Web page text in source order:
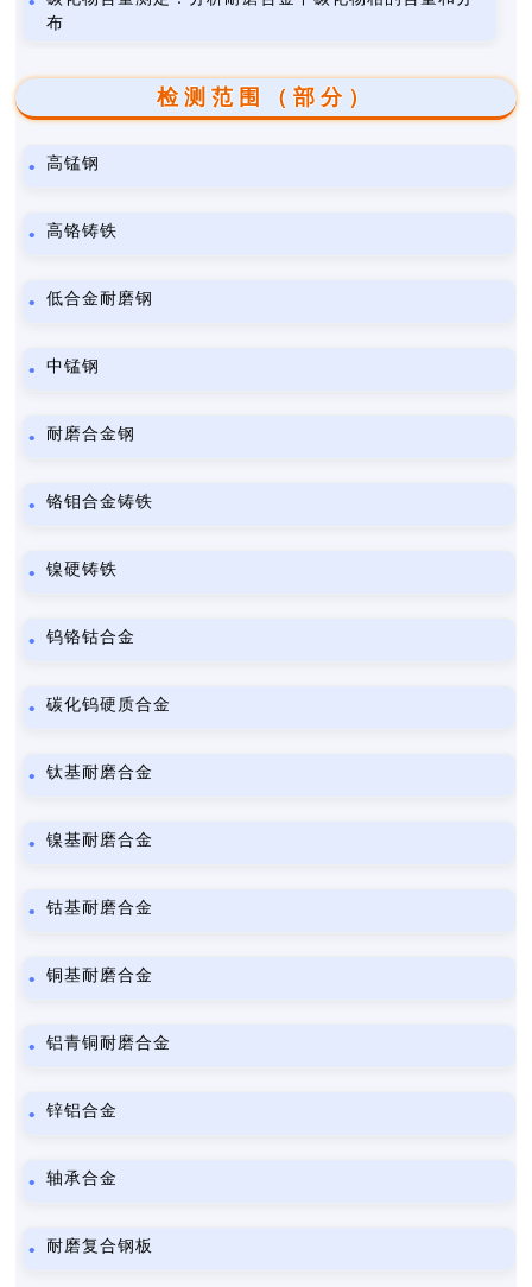
布
检测范围（部分）
高锰钢
高铬铸铁
低合金耐磨钢
中锰钢
耐磨合金钢
铬钼合金铸铁
镍硬铸铁
钨铬钴合金
碳化钨硬质合金
钛基耐磨合金
镍基耐磨合金
钴基耐磨合金
铜基耐磨合金
铝青铜耐磨合金
锌铝合金
轴承合金
耐磨复合钢板